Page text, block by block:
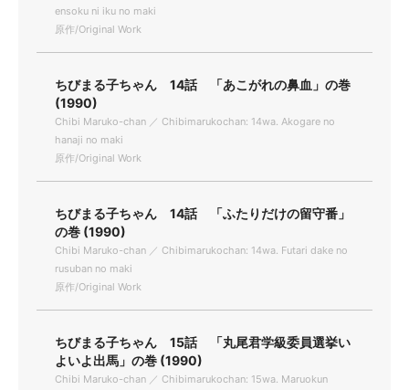
ensoku ni iku no maki
原作/Original Work
ちびまる子ちゃん 14話 「あこがれの鼻血」の巻
(1990)
Chibi Maruko-chan ／ Chibimarukochan: 14wa. Akogare no
hanaji no maki
原作/Original Work
ちびまる子ちゃん 14話 「ふたりだけの留守番」
の巻 (1990)
Chibi Maruko-chan ／ Chibimarukochan: 14wa. Futari dake no
rusuban no maki
原作/Original Work
ちびまる子ちゃん 15話 「丸尾君学級委員選挙い
よいよ出馬」の巻 (1990)
Chibi Maruko-chan ／ Chibimarukochan: 15wa. Maruokun